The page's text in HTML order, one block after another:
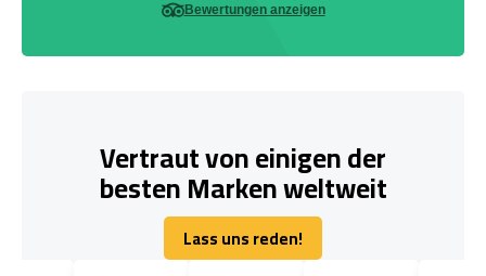
Bewertungen anzeigen
Vertraut von einigen der
besten Marken weltweit
Lass uns reden!
Lass uns reden!